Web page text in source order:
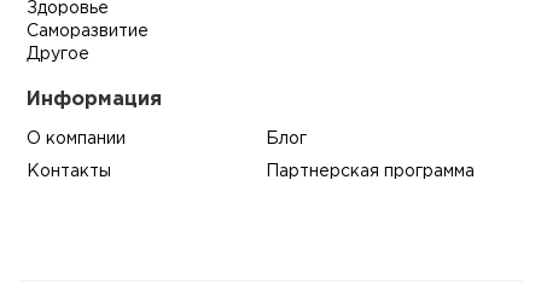
Здоровье
Саморазвитие
Другое
Информация
О компании Блог
Контакты Партнерская программа